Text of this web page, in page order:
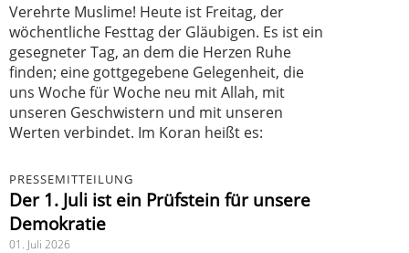
Verehrte Muslime! Heute ist Freitag, der
wöchentliche Festtag der Gläubigen. Es ist ein
gesegneter Tag, an dem die Herzen Ruhe
finden; eine gottgegebene Gelegenheit, die
uns Woche für Woche neu mit Allah, mit
unseren Geschwistern und mit unseren
Werten verbindet. Im Koran heißt es:
PRESSEMITTEILUNG
Der 1. Juli ist ein Prüfstein für unsere
Demokratie
01. Juli 2026